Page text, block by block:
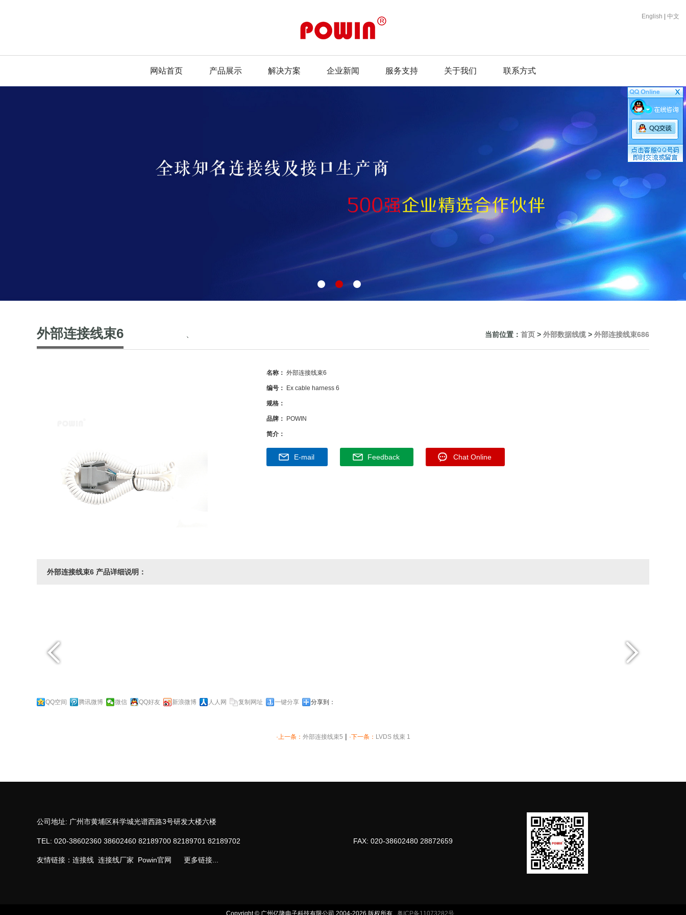
English 中文
网站首页 产品展示 解决方案 企业新闻 服务支持 关于我们 联系方式
外部连接线束6 当前位置： 首页 > 外部数据线缆 > 外部连接线束686
名称： 外部连接线束6
编号： Ex cable harness 6
规格：
品牌： POWIN
简介：
E-mail Feedback Chat Online
外部连接线束6 产品详细说明：
QQ空间 腾讯微博 微信 QQ好友 新浪微博 人人网 复制网址 一键分享 分享到：
·上一条： 外部连接线束5 | ·下一条： LVDS 线束 1
公司地址: 广州市黄埔区科学城光谱西路3号研发大楼六楼
TEL: 020-38602360 38602460 82189700 82189701 82189702 FAX: 020-38602480 28872659
友情链接： 连接线 连接线厂家 Powin官网 更多链接...
Copyright © 广州亿隆电子科技有限公司 2004-2026 版权所有 粤ICP备11073282号